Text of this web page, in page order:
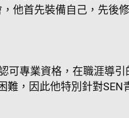
他首先裝備自己，先後
可專業資格，在職涯導
，因此他特別針對SEN